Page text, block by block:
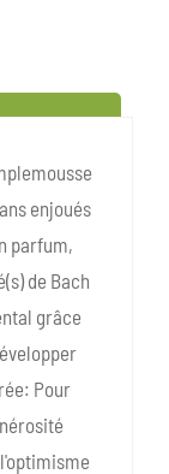
enjoués
parfum,
de Bach
grâce
Pour